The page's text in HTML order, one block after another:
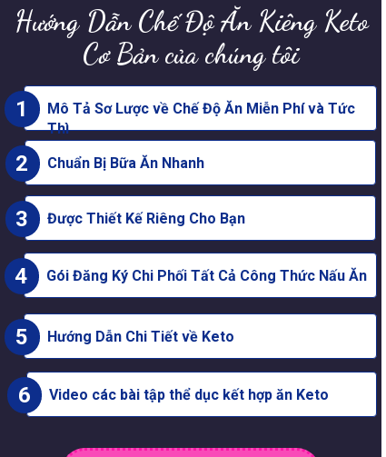
Hướng Dẫn Chế Độ Ăn Kiêng Keto
Cơ Bản của chúng tôi
Mô Tả Sơ Lược về Chế Độ Ăn Miễn Phí và Tức
Thì
1
Chuẩn Bị Bữa Ăn Nhanh
2
Được Thiết Kế Riêng Cho Bạn
3
Gói Đăng Ký Chi Phối Tất Cả Công Thức Nấu Ăn
4
Hướng Dẫn Chi Tiết về Keto
5
Video các bài tập thể dục kết hợp ăn Keto
6